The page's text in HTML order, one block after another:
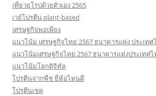
เที่ยวยุโรปด้วยตัวเอง 2565
เวย์โปรตีน plant-based
เศรษฐกิจพอเพียง
แนวโน้ม เศรษฐกิจไทย 2567 ธนาคารแห่ง ประเทศ
แนวโน้มเศรษฐกิจไทย 2567 ธนาคารแห่งประเทศไ
แนวโน้มโลกดิจิทัล
โปรตีนจากพืช ยี่ห้อไหนดี
โปรตีนเชค